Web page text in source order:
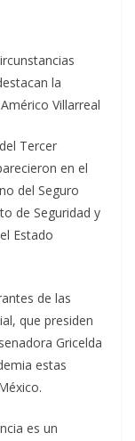
la
Villarreal
Tercer
en el
del Seguro
de Seguridad y
Estado
de las
que presiden
Gricelda
estas
es un